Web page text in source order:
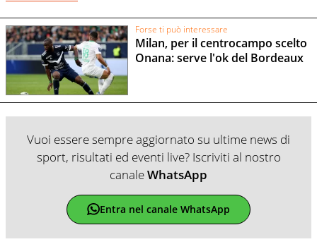
Forse ti può interessare
Milan, per il centrocampo scelto
Onana: serve l'ok del Bordeaux
Vuoi essere sempre aggiornato su ultime news di
sport, risultati ed eventi live? Iscriviti al nostro
canaleWhatsApp
Entra nel canale WhatsApp